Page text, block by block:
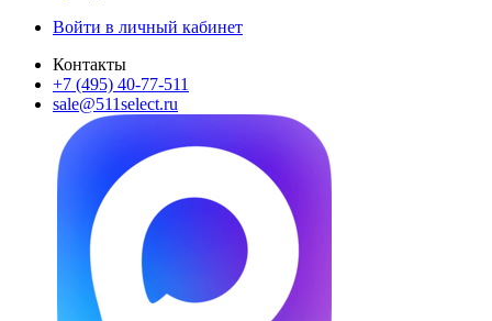
Войти в личный кабинет
Контакты
+7 (495) 40-77-511
sale@511select.ru